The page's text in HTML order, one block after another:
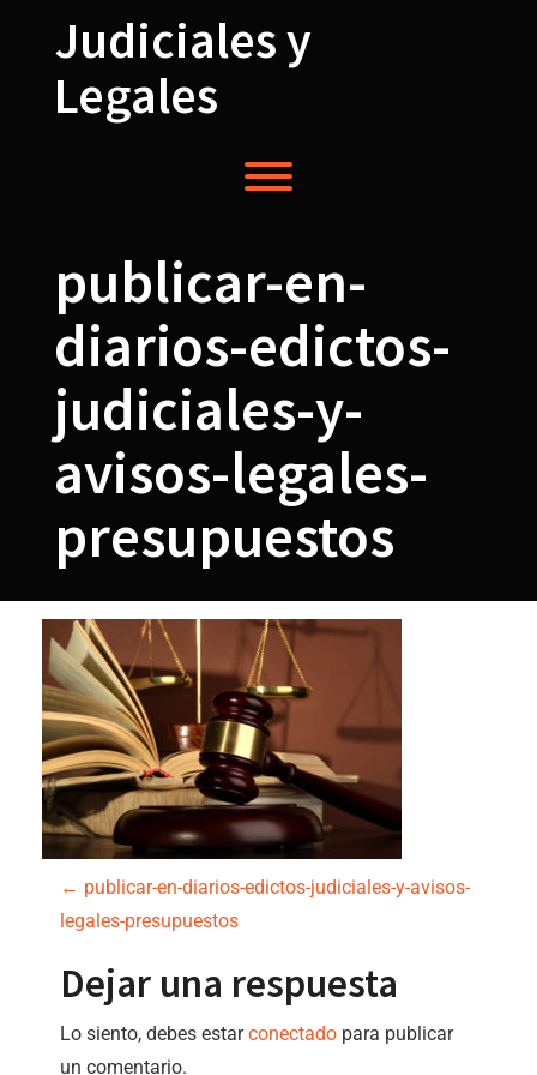
contenidoJudiciales y
Legales
Alternardor de visibilidad del menú.
publicar-en-
diarios-edictos-
judiciales-y-
avisos-legales-
presupuestos
N
a
v
e
← publicar-en-diarios-edictos-judiciales-y-avisos-
legales-presupuestos
Dejar una respuesta
Lo siento, debes estarconectado para publicar
un comentario.